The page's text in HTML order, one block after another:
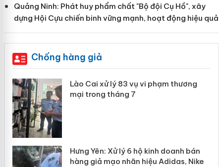
Quảng Ninh: Phát huy phẩm chất "Bộ đội Cụ Hồ", xây
dựng Hội Cựu chiến binh vững mạnh, hoạt động hiệu quả
Chống hàng giả
Lào Cai xử lý 83 vụ vi phạm thương
mại trong tháng 7
Hưng Yên: Xử lý 6 hộ kinh doanh bán
hàng giả mạo nhãn hiệu Adidas, Nike